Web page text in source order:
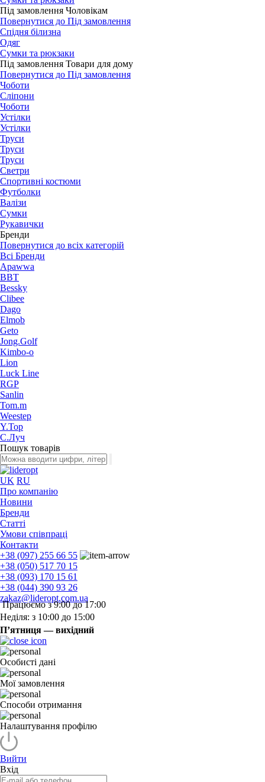
Під замовлення Чоловікам
Повернутися до Під замовлення
Спідня білизна
Одяг
Сумки та рюкзаки
Під замовлення Товари для дому
Повернутися до Під замовлення
Чоботи
Сліпони
Чоботи
Устілки
Устілки
Труси
Труси
Труси
Светри
Спортивні костюми
Футболки
Валізи
Сумки
Рукавички
Бренди
Повернутися до всіх категорій
Всі Бренди
Apawwa
BBT
Bessky
Clibee
Dago
Elmob
Geto
Jong.Golf
Kimbo-o
Lion
Luck Line
RGP
Sanlin
Tom.m
Weestep
Y.Top
С.Луч
Пошук товарів
UK RU
Про компанію
Новини
Бренди
Статті
Умови співпраці
Контакти
+38 (097) 255 66 55
+38 (050) 517 70 15
+38 (093) 170 15 61
+38 (044) 390 93 26
zakaz@lideropt.com.ua
Працюємо з 9:00 до 17:00
Неділя: з 10:00 до 15:00
П’ятниця — вихідний
Особисті дані
Мої замовлення
Способи отримання
Налаштування профілю
Вийти
Вхід